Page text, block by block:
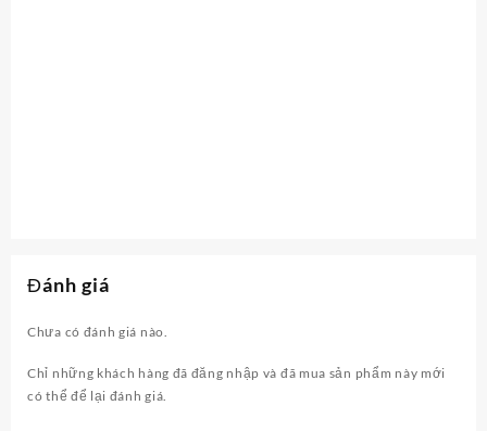
Đánh giá
Chưa có đánh giá nào.
Chỉ những khách hàng đã đăng nhập và đã mua sản phẩm này mới
có thể để lại đánh giá.